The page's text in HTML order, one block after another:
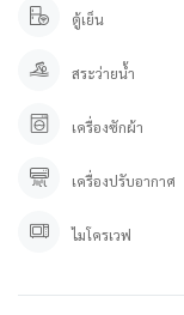
ตู้เย็น
สระว่ายน้ำ
เครื่องซักผ้า
เครื่องปรับอากาศ
ไมโครเวฟ